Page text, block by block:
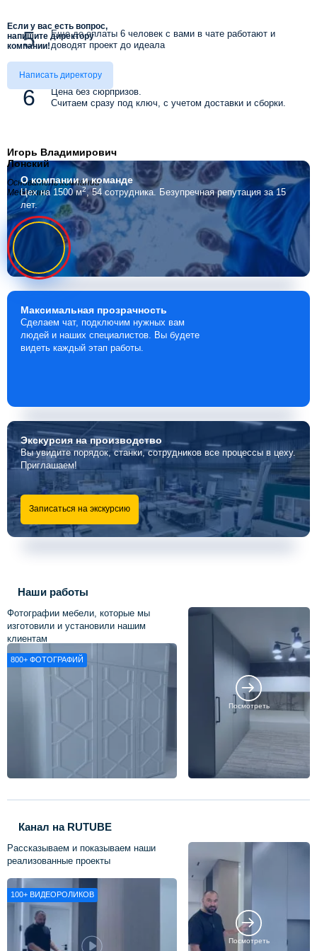
Еще до оплаты 6 человек с вами в чате работают и
доводят проект до идеала
Цена без сюрпризов.
Считаем сразу под ключ, с учетом доставки и сборки.
Если у вас есть вопрос,
напишите директору
компании!
Написать директору
Игорь Владимирович
Лонский
Основатель компании
Мебелино
О компаниии команде
Цех на 1500 м2, 54 сотрудника. Безупречная репутация за 15
лет.
Максимальная прозрачность
Сделаем чат, подключим нужных вам
людей и наших специалистов. Вы будете
видеть каждый этап работы.
Экскурсияна производство
Вы увидите порядок, станки, сотрудников все процессы в цеху.
Приглашаем!
Записаться на экскурсию
Наши работы
Фотографии мебели, которые мы
изготовили и установили нашим
клиентам
800+ ФОТОГРАФИЙ
Посмотреть
Канал на RUTUBE
Рассказываем и показываем наши
реализованные проекты
100+ ВИДЕОРОЛИКОВ
Посмотреть